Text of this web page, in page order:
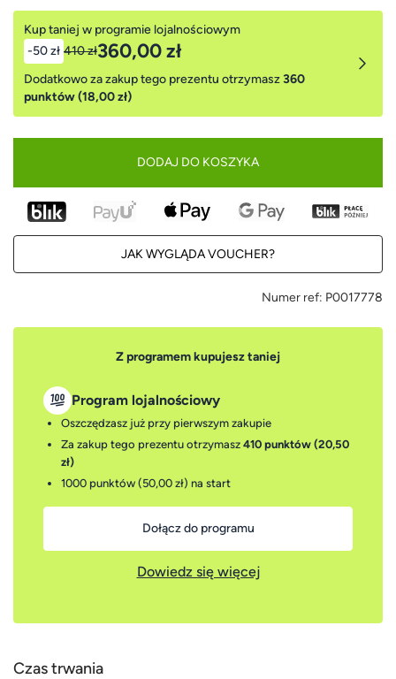
Kup taniej w programie lojalnościowym
-50 zł 410 zł360,00 zł
Dodatkowo za zakup tego prezentu otrzymasz360
punktów (18,00 zł)
DODAJ DO KOSZYKA
JAK WYGLĄDA VOUCHER?
Numer ref: P0017778
Z programem kupujesz taniej
Program lojalnościowy
Oszczędzasz już przy pierwszym zakupie
Za zakup tego prezentu otrzymasz 410 punktów (20,50
zł)
1000 punktów (50,00 zł) na start
Dołącz do programu
Dowiedz się więcej
Czas trwania